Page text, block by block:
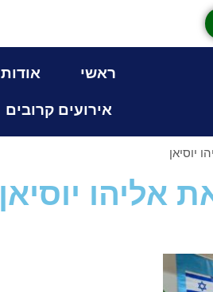
ראשי אודות
אירועים קרובים
יוסיאן
אליהו יוסיאן